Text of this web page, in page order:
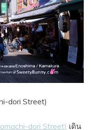
dori Street)
dori Street) เดิน